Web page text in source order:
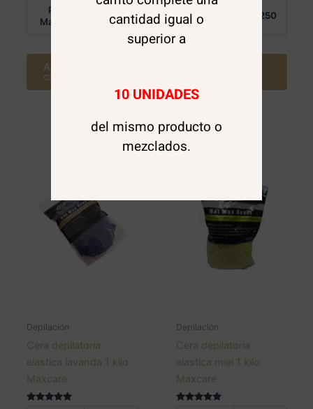
Por
Mayor:
6.700
Agregar al
carrito
Mayor:
7.250
Depilación
Cera depilatoria
elastica lavanda 1 kilo
Maxcare
Depilación
Cera depilatoria
elastica miel 1 kilo
Maxcare
cantidad igual o
superior a
10 UNIDADES
del mismo producto o
mezclados.